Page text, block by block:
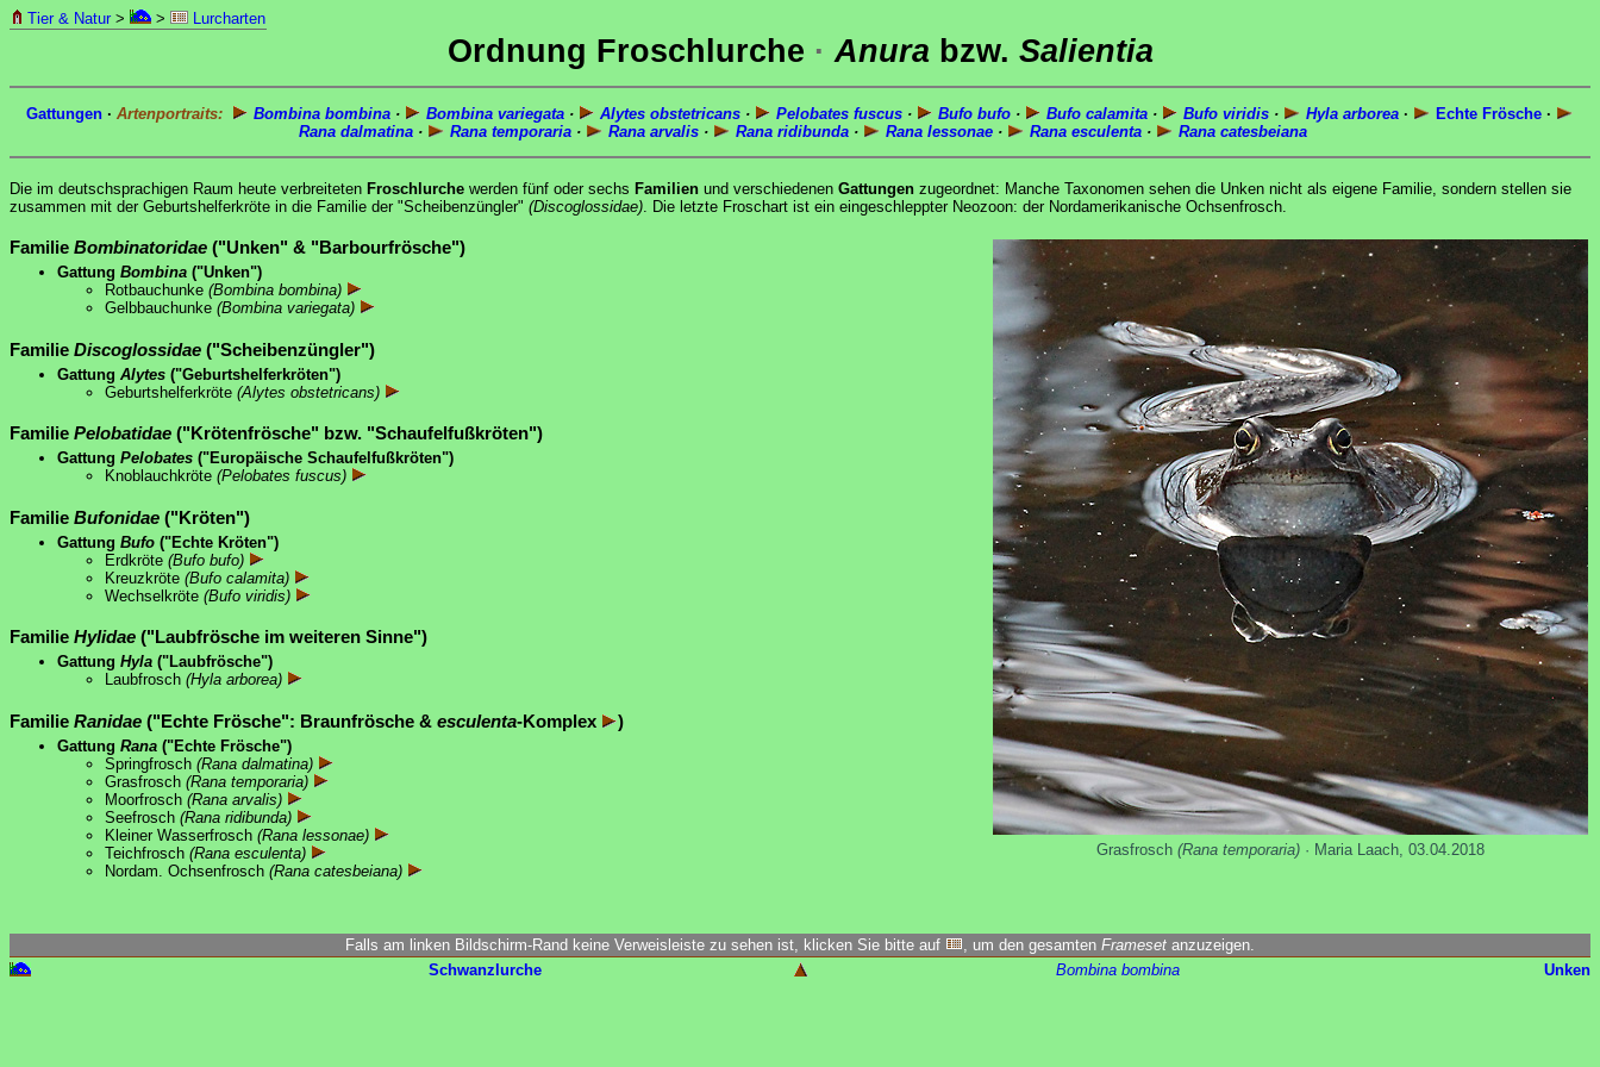
Tier & Natur> > Lurcharten
Ordnung Froschlurche · Anurabzw. Salientia
Gattungen · Artenportraits: Bombina bombina · Bombina variegata · Alytes obstetricans · Pelobates fuscus · Bufo bufo · Bufo calamita · Bufo viridis · Hyla arborea · Echte Frösche ·
Rana dalmatina· Rana temporaria· Rana arvalis· Rana ridibunda· Rana lessonae· Rana esculenta· Rana catesbeiana
Die im deutschsprachigen Raum heute verbreiteten Froschlurche werden fünf oder sechs Familien und verschiedenen Gattungen zugeordnet: Manche Taxonomen sehen die Unken nicht als eigene Familie, sondern stellen sie
zusammen mit der Geburtshelferkröte in die Familie der "Scheibenzüngler" (Discoglossidae) . Die letzte Froschart ist ein eingeschleppter Neozoon: der Nordamerikanische Ochsenfrosch.
Grasfrosch (Rana temporaria) · Maria Laach, 03.04.2018
Familie Bombinatoridae ("Unken" & "Barbourfrösche")
Gattung Bombina ("Unken")
Rotbauchunke (Bombina bombina)
Gelbbauchunke (Bombina variegata)
Familie Discoglossidae ("Scheibenzüngler")
Gattung Alytes ("Geburtshelferkröten")
Geburtshelferkröte (Alytes obstetricans)
Familie Pelobatidae ("Krötenfrösche" bzw. "Schaufelfußkröten")
Gattung Pelobates ("Europäische Schaufelfußkröten")
Knoblauchkröte (Pelobates fuscus)
Familie Bufonidae ("Kröten")
Gattung Bufo ("Echte Kröten")
Erdkröte (Bufo bufo)
Kreuzkröte (Bufo calamita)
Wechselkröte (Bufo viridis)
Familie Hylidae ("Laubfrösche im weiteren Sinne")
Gattung Hyla ("Laubfrösche")
Laubfrosch (Hyla arborea)
Familie Ranidae ("Echte Frösche": Braunfrösche & esculenta-Komplex )
Gattung Rana ("Echte Frösche")
Springfrosch (Rana dalmatina)
Grasfrosch (Rana temporaria)
Moorfrosch (Rana arvalis)
Seefrosch (Rana ridibunda)
Kleiner Wasserfrosch (Rana lessonae)
Teichfrosch (Rana esculenta)
Nordam. Ochsenfrosch (Rana catesbeiana)
Falls am linken Bildschirm-Rand keine Verweisleiste zu sehen ist, klicken Sie bitte auf , um den gesamten Frameset anzuzeigen.
Schwanzlurche
Bombina bombina Unken